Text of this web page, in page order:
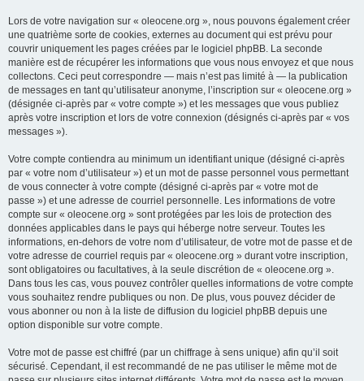
Lors de votre navigation sur « oleocene.org », nous pouvons également créer
une quatrième sorte de cookies, externes au document qui est prévu pour
couvrir uniquement les pages créées par le logiciel phpBB. La seconde
manière est de récupérer les informations que vous nous envoyez et que nous
collectons. Ceci peut correspondre — mais n’est pas limité à — la publication
de messages en tant qu’utilisateur anonyme, l’inscription sur « oleocene.org »
(désignée ci-après par « votre compte ») et les messages que vous publiez
après votre inscription et lors de votre connexion (désignés ci-après par « vos
messages »).
Votre compte contiendra au minimum un identifiant unique (désigné ci-après
par « votre nom d’utilisateur ») et un mot de passe personnel vous permettant
de vous connecter à votre compte (désigné ci-après par « votre mot de
passe ») et une adresse de courriel personnelle. Les informations de votre
compte sur « oleocene.org » sont protégées par les lois de protection des
données applicables dans le pays qui héberge notre serveur. Toutes les
informations, en-dehors de votre nom d’utilisateur, de votre mot de passe et de
votre adresse de courriel requis par « oleocene.org » durant votre inscription,
sont obligatoires ou facultatives, à la seule discrétion de « oleocene.org ».
Dans tous les cas, vous pouvez contrôler quelles informations de votre compte
vous souhaitez rendre publiques ou non. De plus, vous pouvez décider de
vous abonner ou non à la liste de diffusion du logiciel phpBB depuis une
option disponible sur votre compte.
Votre mot de passe est chiffré (par un chiffrage à sens unique) afin qu’il soit
sécurisé. Cependant, il est recommandé de ne pas utiliser le même mot de